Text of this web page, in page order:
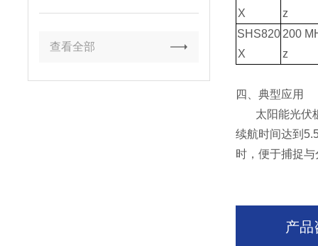
查看全部
X
z
SHS820
X
200
z
四、典型应用
太阳能光伏板
续航时间达到
时，便于捕捉
产品